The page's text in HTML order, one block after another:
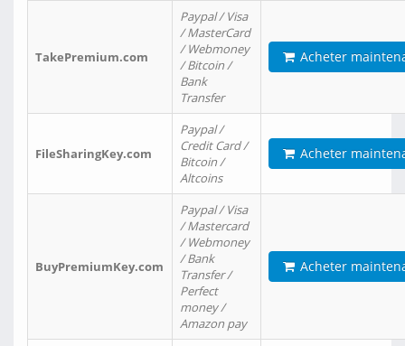
TakePremium.com
Paypal / Visa
/ MasterCard
/ Webmoney
/ Bitcoin /
Bank
Transfer
Acheter
FileSharingKey.com
Paypal /
Credit Card /
Bitcoin /
Altcoins
Acheter
BuyPremiumKey.com
Paypal / Visa
/ Mastercard
/ Webmoney
/ Bank
Transfer /
Perfect
money /
Amazon pay
Acheter